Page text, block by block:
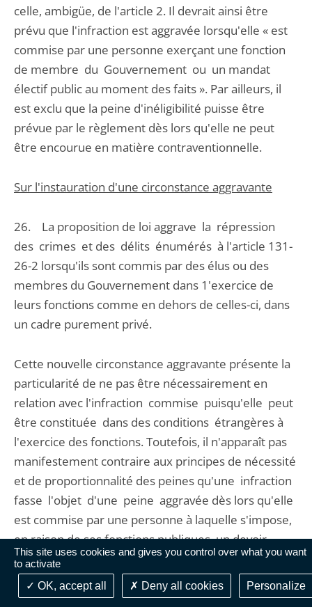
This site uses cookies and gives you control over what you want
to activate
OK, accept all
Deny all cookies Personalize
celle, ambigüe, de l'article 2. Il devrait ainsi être
prévu que l'infraction est aggravée lorsqu'elle « est
commise par une personne exerçant une fonction
de membre du Gouvernement ou un mandat
électif public au moment des faits ». Par ailleurs, il
est exclu que la peine d'inéligibilité puisse être
prévue par le règlement dès lors qu'elle ne peut
être encourue en matière contraventionnelle.
Sur l'instauration d'une circonstance aggravante
26. La proposition de loi aggrave la répression
des crimes et des délits énumérés à l'article 131-
26-2 lorsqu'ils sont commis par des élus ou des
membres du Gouvernement dans 1'exercice de
leurs fonctions comme en dehors de celles-ci, dans
un cadre purement privé.
Cette nouvelle circonstance aggravante présente la
particularité de ne pas être nécessairement en
relation avec l'infraction commise puisqu'elle peut
être constituée dans des conditions étrangères à
l'exercice des fonctions. Toutefois, il n'apparaît pas
manifestement contraire aux principes de nécessité
et de proportionnalité des peines qu'une infraction
fasse l'objet d'une peine aggravée dès lors qu'elle
est commise par une personne à laquelle s'impose,
en raison de ses fonctions publiques, un devoir
particulier d'exemplarité et de dignité.
Sur le champ d'application et les effets de la